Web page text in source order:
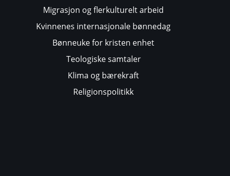
Migrasjon og flerkulturelt arbeid
Kvinnenes internasjonale bønnedag
Bønneuke for kristen enhet
Teologiske samtaler
Klima og bærekraft
Religionspolitikk